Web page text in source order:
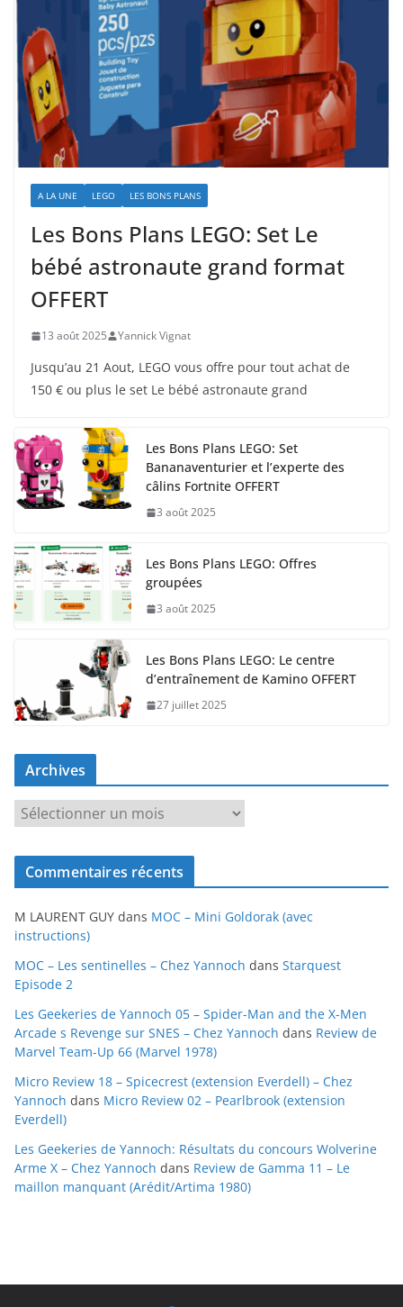
A LA UNE LEGO LES BONS PLANS
Les Bons Plans LEGO: Set Le
bébé astronaute grand format
OFFERT
13 août 2025 Yannick Vignat
Jusqu’au 21 Aout, LEGO vous offre pour tout achat de
150 € ou plus le set Le bébé astronaute grand
Les Bons Plans LEGO: Set
Bananaventurier et l’experte des
câlins Fortnite OFFERT
3 août 2025
Les Bons Plans LEGO: Offres
groupées
3 août 2025
Les Bons Plans LEGO: Le centre
d’entraînement de Kamino OFFERT
27 juillet 2025
Archives
r
c
v
e
s
Commentaires récents
M LAURENT GUY dans MOC – Mini Goldorak (avec
instructions)
MOC – Les sentinelles – Chez Yannoch dans Starquest
Episode 2
Les Geekeries de Yannoch 05 – Spider-Man and the X-Men
Arcade s Revenge sur SNES – Chez Yannoch dans Review de
Marvel Team-Up 66 (Marvel 1978)
Micro Review 18 – Spicecrest (extension Everdell) – Chez
Yannoch dans Micro Review 02 – Pearlbrook (extension
Everdell)
Les Geekeries de Yannoch: Résultats du concours Wolverine
Arme X – Chez Yannoch dans Review de Gamma 11 – Le
maillon manquant (Arédit/Artima 1980)